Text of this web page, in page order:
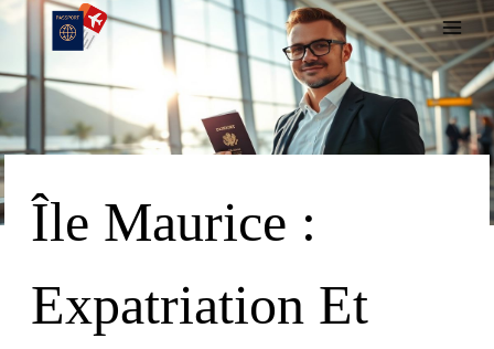
Skip
Île Maurice :
Expatriation Et